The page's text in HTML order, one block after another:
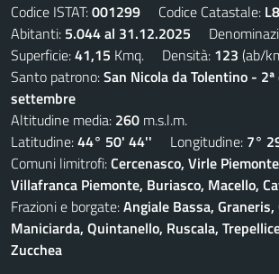
Codice ISTAT:001299 Codice Catastale:
Abitanti: 5.044 al 31.12.2025
Superficie:41,15 Kmq. Densità: 123 (ab/
Santo patrono:San Nicola da Tolentino -
settembre
Altitudine media: 260 m.s.l.m.
Latitudine:44° 50' 44'' Longitudine: 7°
Comuni limitrofi:Cercenasco, Virle
Villafranca Piemonte, Buriasco, Macello,
Frazioni e borgate:Angiale Bassa,
Maniciarda, Quintanello, Ruscala,
Zucchea